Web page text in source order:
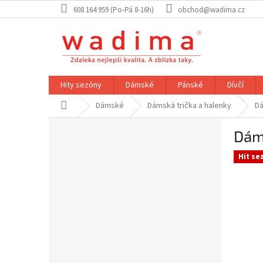
na
608 164 959 (Po-Pá 8-16h) obchod@wadima.cz
Hity sezóny Dámské Pánské Dívčí
Domů Dámské Dámská trička a halenky
Hit